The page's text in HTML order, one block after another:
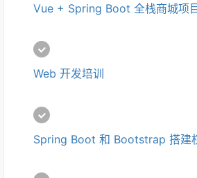
Web 开发培训